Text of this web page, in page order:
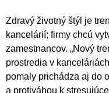
Zdravý životný štýl je
kancelárií; firmy chcú
zamestnancov. „Nový
prostredia v
pomaly prichádza aj do
a protiváhou k